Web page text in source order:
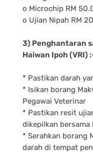
o Microchip RM
o Ujian Nipah RM
3) Penghantaran
Haiwan Ipoh (VRI)
* Pastikan darah
* Isikan borang
Pegawai Veterinar
* Pastikan resit
dikepilkan
* Serahkan borang
darah di tempat